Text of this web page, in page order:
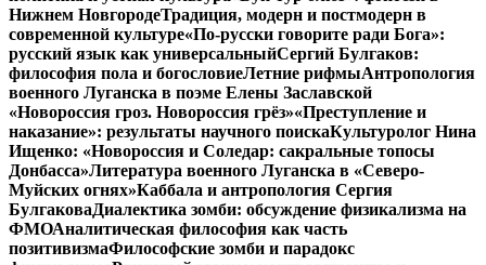
Нижнем НовгородеТрадиция, модерн и постмодерн в
современной культуре«По-русски говорите ради Бога»:
русский язык как универсальныйСергий Булгаков:
философия пола и богословиеЛетние рифмыАнтропология
военного Луганска в поэме Елены Заславской
«Новороссия гроз. Новороссия грёз»«Преступление и
наказание»: результаты научного поискаКультуролог Нина
Ищенко: «Новороссия и Соледар: сакральные топосы
Донбасса»Литература военного Луганска в «Северо-
Муйских огнях»Каббала и антропология Сергия
БулгаковаДиалектика зомби: обсуждение физикализма на
ФМОАналитическая философия как часть
позитивизмаФилософские зомби и парадокс